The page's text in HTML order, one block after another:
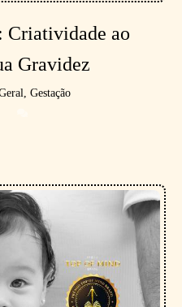
Criatividade ao
Gravidez
Gestação